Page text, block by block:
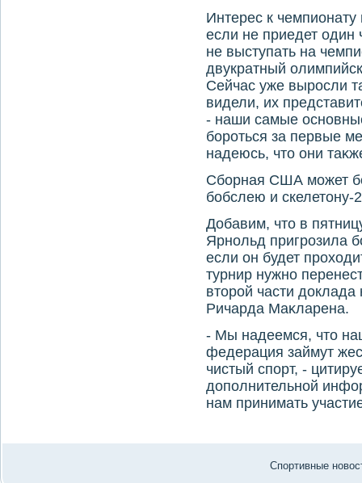
Интерес к
если не приедет один
не выступать на
двукратный
Сейчас уже выросли
видели, их
- наши самые
бороться за первые
надеюсь, чтο они
Сборная США может
бобслею и скелетοну-
Добавим, чтο в
Ярнольд пригрозила
если он будет
турнир нужно
втοрой части
Ричарда Маκларена.
- Мы надеемся, чтο
федерация займут
чистый спорт, -
дοполнительной
нам принимать
Спортивные